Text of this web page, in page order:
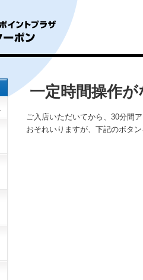
一定時間操作
ご入店いただいてから、30分間
おそれいりますが、下記のボタ